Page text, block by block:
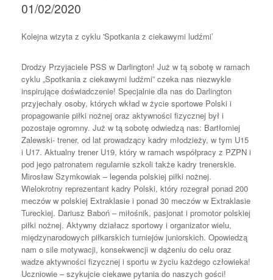
01/02/2020
Kolejna wizyta z cyklu 'Spotkania z ciekawymi ludźmi’
Drodzy Przyjaciele PSS w Darlington! Już w tą sobotę w ramach
cyklu „Spotkania z ciekawymi ludźmi” czeka nas niezwykle
inspirujące doświadczenie! Specjalnie dla nas do Darlington
przyjechały osoby, których wkład w życie sportowe Polski i
propagowanie piłki nożnej oraz aktywności fizycznej był i
pozostaje ogromny. Już w tą sobotę odwiedzą nas: Bartłomiej
Zalewski- trener, od lat prowadzący kadry młodzieży, w tym U15
i U17. Aktualny trener U19, który w ramach współpracy z PZPN i
pod jego patronatem regularnie szkoli także kadry trenerskie.
Mirosław Szymkowiak – legenda polskiej piłki nożnej.
Wielokrotny reprezentant kadry Polski, który rozegrał ponad 200
meczów w polskiej Extraklasie i ponad 30 meczów w Extraklasie
Tureckiej. Dariusz Baboń – miłośnik, pasjonat i promotor polskiej
piłki nożnej. Aktywny działacz sportowy i organizator wielu,
międzynarodowych piłkarskich turniejów juniorskich. Opowiedzą
nam o sile motywacji, konsekwencji w dążeniu do celu oraz
wadze aktywności fizycznej i sportu w życiu każdego człowieka!
Uczniowie – szykujcie ciekawe pytania do naszych gości!